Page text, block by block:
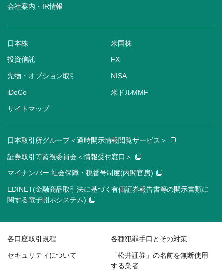
会社案内・IR情報
日本株 米国株
投資信託 FX
先物・オプション取引 NISA
iDeCo 米ドルMMF
サイトマップ
日本取引所グループ＜適時開示情報閲覧サービス＞
証券取引等監視委員会＜情報受付窓口＞
マイナンバー 社会保障・税番号制度(内閣官房)
EDINET(金融商品取引法に基づく有価証券報告書等の開示書類に
関する電子開示システム)
各口座取引規程 各種犯罪手口とその対策
セキュリティについて
「松井証券」の名前を無断使用
する業者